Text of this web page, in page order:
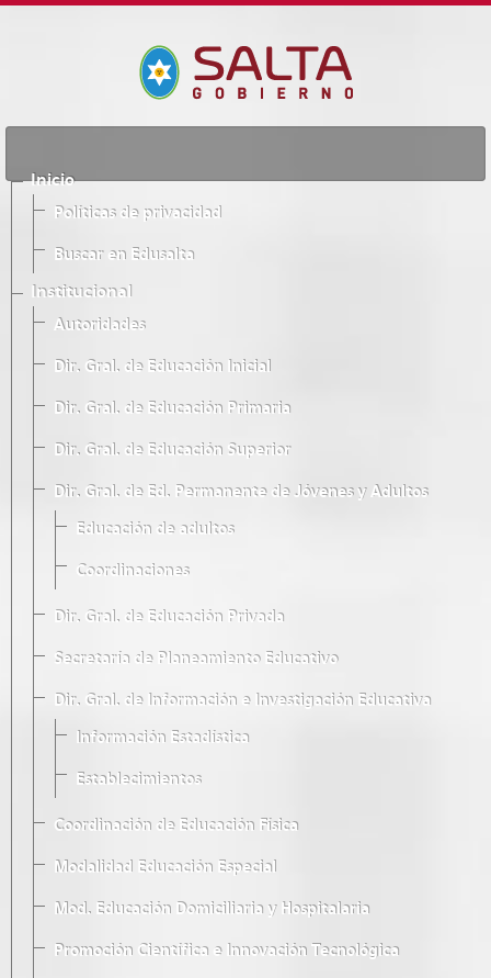
Inicio
Políticas de privacidad
Buscar en Edusalta
Institucional
Autoridades
Dir. Gral. de Educación Inicial
Dir. Gral. de Educación Primaria
Dir. Gral. de Educación Superior
Dir. Gral. de Ed. Permanente de Jóvenes y Adultos
Educación de adultos
Coordinaciones
Dir. Gral. de Educación Privada
Secretaría de Planeamiento Educativo
Dir. Gral. de Información e Investigación Educativa
Información Estadística
Establecimientos
Coordinación de Educación Física
Modalidad Educación Especial
Mod. Educación Domiciliaria y Hospitalaria
Promoción Científica e Innovación Tecnológica